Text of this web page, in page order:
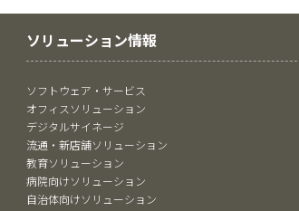
ソリューション情報
ソフトウェア・サービス
オフィスソリューション
デジタルサイネージ
流通・新店舗ソリューション
教育ソリューション
病院向けソリューション
自治体向けソリューション